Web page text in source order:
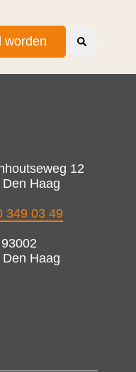
worden
12
Den Haag
349 03 49
Den Haag